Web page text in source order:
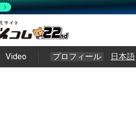
Video プロフィール 日本語